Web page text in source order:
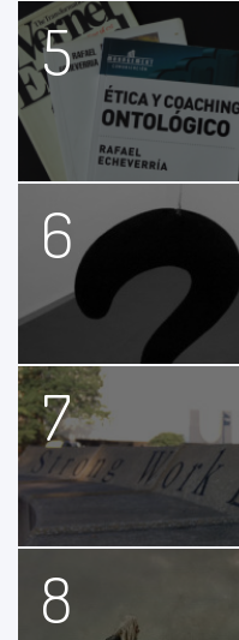
5
6
7
8